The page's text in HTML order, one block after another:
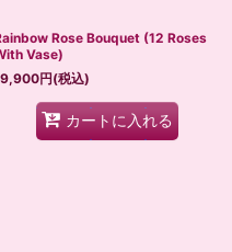
Rose Bouquet (12 Roses
Vase)
円(税込)
カートに入れる